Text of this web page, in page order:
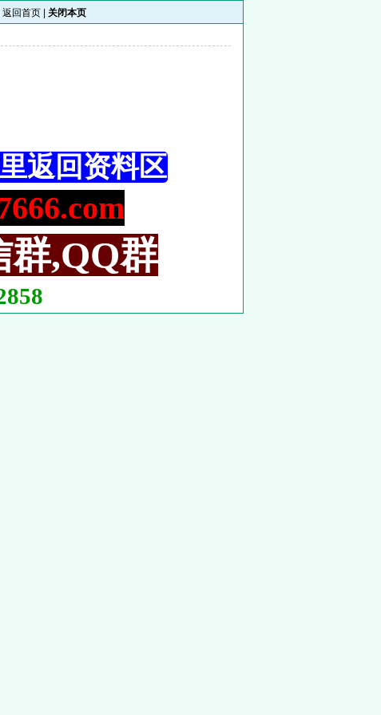
返回首页 关闭本页
返回资料区
群,QQ群